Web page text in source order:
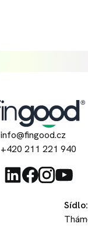
info@fingood.cz
+420 211 221 940
Sídlo: